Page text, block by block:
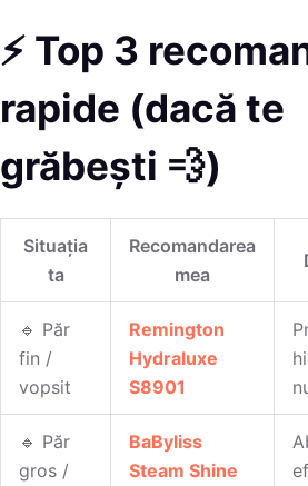
⚡ Top 3
rapide (dacă te
grăbești 💨)
Situația
ta
Recomandarea
mea
🔹 Păr
fin /
vopsit
Remington
Hydraluxe
S8901
🔹 Păr
gros /
BaByliss
Steam Shine